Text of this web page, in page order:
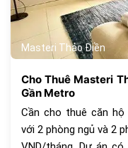
Masteri Thảo Điền
Cho Thuê Masteri
Gần Metro
Cần cho thuê căn
với 2 phòng ngủ và 2